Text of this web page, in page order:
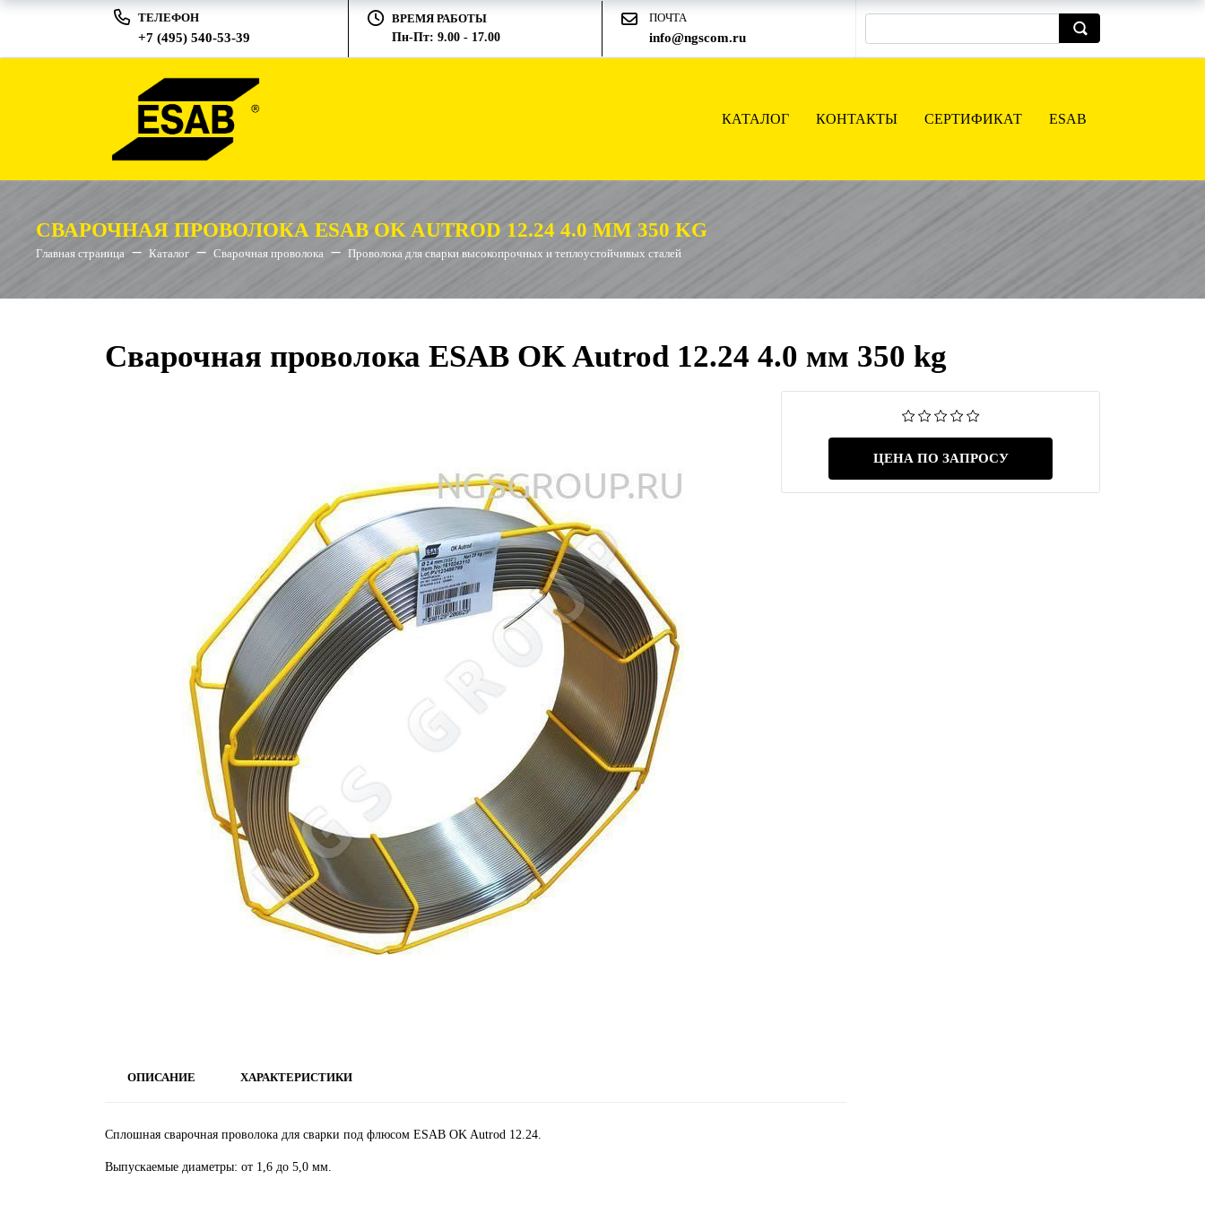
ТЕЛЕФОН
+7 (495) 540-53-39
ВРЕМЯ РАБОТЫ
Пн-Пт: 9.00 - 17.00
ПОЧТА
info@ngscom.ru
КАТАЛОГ КОНТАКТЫ СЕРТИФИКАТ ESAB
СВАРОЧНАЯ ПРОВОЛОКА ESAB OK AUTROD 12.24 4.0 ММ 350 KG
Главная страница Каталог Сварочная проволока Проволока для сварки высокопрочных и теплоустойчивых сталей
Сварочная проволока ESAB OK Autrod 12.24 4.0 мм 350 kg
ЦЕНА ПО ЗАПРОСУ
ОПИСАНИЕ ХАРАКТЕРИСТИКИ
Сплошная сварочная проволока для сварки под флюсом ESAB OK Autrod 12.24.
Выпускаемые диаметры: от 1,6 до 5,0 мм.